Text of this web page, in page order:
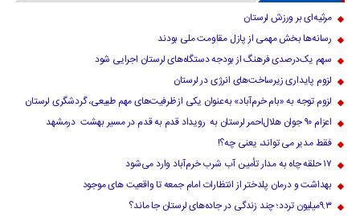
»
مرثیه‌ای بر ورزش لرستان
رسانه‌ها بخش مهمی از پازل مقاومت ملی بودند
سهم یک‌درصدی فرهنگ از بودجه دستگاه‌های لرستان اجرایی شود
لزوم پایداری زیرساخت‌های انرژی در لرستان
لزوم توجه به «بام خرم‌آباد» به‌عنوان یکی از ظرفیت‌های مهم طبیعی، گردشگری لرستان
اعزام ۹۰ جوان هلال‌احمر لرستان به رویداد قدم به قدم در مسیر بهشت درمشهد
فقط مدیر می تواند، یعنی چه؟!
۱۷ حلقه چاه به مدار تأمین آب شرب خرم‌آباد وارد می‌شود
بهداشت و درمان پلدختر از انتظارات امام جمعه تا واقعیت های موجود
۹.۳میلیون تردد؛ چند زندگی در جاده‌های لرستان جا ماند؟